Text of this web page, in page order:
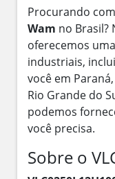
Procurando
Wam no Brasil?
oferecemos
industriais,
você em
Rio Grande do
podemos
você precisa.
Sobre o